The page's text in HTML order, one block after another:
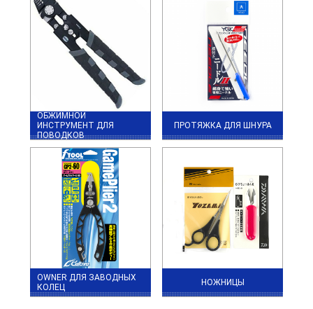
ОБЖИМНОЙ
ИНСТРУМЕНТ ДЛЯ
ПОВОДКОВ
ПРОТЯЖКА ДЛЯ ШНУРА
OWNER ДЛЯ ЗАВОДНЫХ
КОЛЕЦ
НОЖНИЦЫ